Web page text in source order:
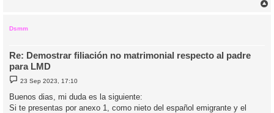
Dsmm
Re: Demostrar filiación no matrimonial respecto al padre
para LMD
M
e
s
a
23 Sep 2023, 17:10
Buenos dias, mi duda es la siguiente:
Si te presentas por anexo 1, como nieto del español emigrante y el